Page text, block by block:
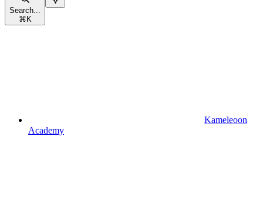
Search...
⌘ K
Kameleoon
Academy